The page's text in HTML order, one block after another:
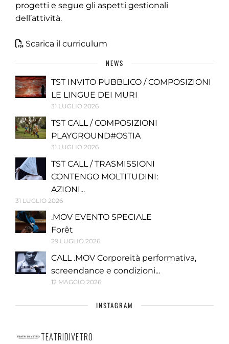
progetti e segue gli aspetti gestionali
dell’attività.
Scarica il curriculum
NEWS
TST INVITO PUBBLICO / COMPOSIZIONI
LE LINGUE DEI MURI
31 LUGLIO 2026
TST CALL / COMPOSIZIONI
PLAYGROUND#OSTIA
31 LUGLIO 2026
TST CALL / TRASMISSIONI
CONTENGO MOLTITUDINI:
AZIONI...
31 LUGLIO 2026
.MOV EVENTO SPECIALE
Forêt
29 LUGLIO 2026
CALL .MOV Corporeità performativa,
screendance e condizioni...
12 MAGGIO 2026
INSTAGRAM
TEATRIDIVETRO